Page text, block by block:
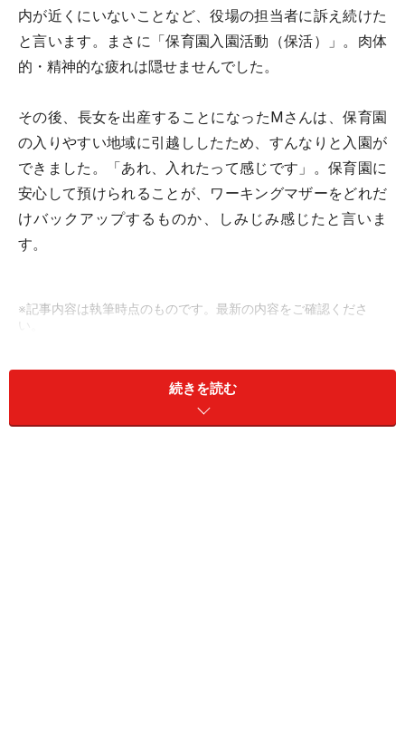
内が近くにいないことなど、役場の担当者に訴え続けた
と言います。まさに「保育園入園活動（保活）」。肉体
的・精神的な疲れは隠せませんでした。
その後、長女を出産することになったMさんは、保育園
の入りやすい地域に引越ししたため、すんなりと入園が
できました。「あれ、入れたって感じです」。保育園に
安心して預けられることが、ワーキングマザーをどれだ
けバックアップするものか、しみじみ感じたと言いま
す。
※記事内容は執筆時点のものです。最新の内容をご確認くださ
1/3
続きを読む